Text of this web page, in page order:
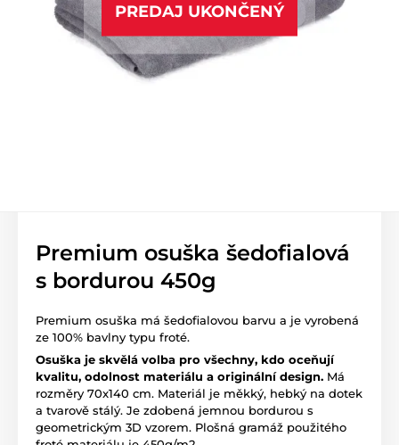
PREDAJ UKONČENÝ
Premium osuška šedofialová
s bordurou 450g
Premium osuška má šedofialovou barvu a je vyrobená
ze 100% bavlny typu froté.
Osuška je skvělá volba pro všechny, kdo oceňují
kvalitu, odolnost materiálu a originální design. Má
rozměry 70x140 cm. Materiál je měkký, hebký na dotek
a tvarově stálý. Je zdobená jemnou bordurou s
geometrickým 3D vzorem. Plošná gramáž použitého